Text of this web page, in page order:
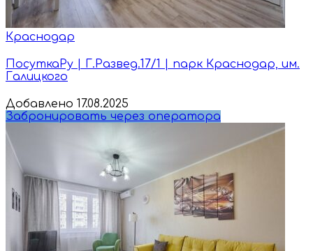
Краснодар
ПосуткаРу | Г.Развед.17/1 | парк Краснодар, им.
Галицкого
Добавлено 17.08.2025
Забронировать через оператора